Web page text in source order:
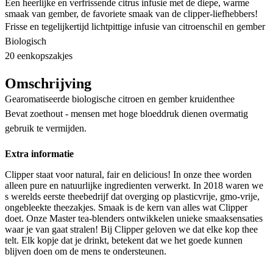
Een heerlijke en verfrissende citrus infusie met de diepe, warme
smaak van gember, de favoriete smaak van de clipper-liefhebbers!
Frisse en tegelijkertijd lichtpittige infusie van citroenschil en gember
Biologisch
20 eenkopszakjes
Omschrijving
Gearomatiseerde biologische citroen en gember kruidenthee
Bevat zoethout - mensen met hoge bloeddruk dienen overmatig
gebruik te vermijden.
Extra informatie
Clipper staat voor natural, fair en delicious! In onze thee worden
alleen pure en natuurlijke ingredienten verwerkt. In 2018 waren we
s werelds eerste theebedrijf dat overging op plasticvrije, gmo-vrije,
ongebleekte theezakjes. Smaak is de kern van alles wat Clipper
doet. Onze Master tea-blenders ontwikkelen unieke smaaksensaties
waar je van gaat stralen! Bij Clipper geloven we dat elke kop thee
telt. Elk kopje dat je drinkt, betekent dat we het goede kunnen
blijven doen om de mens te ondersteunen.